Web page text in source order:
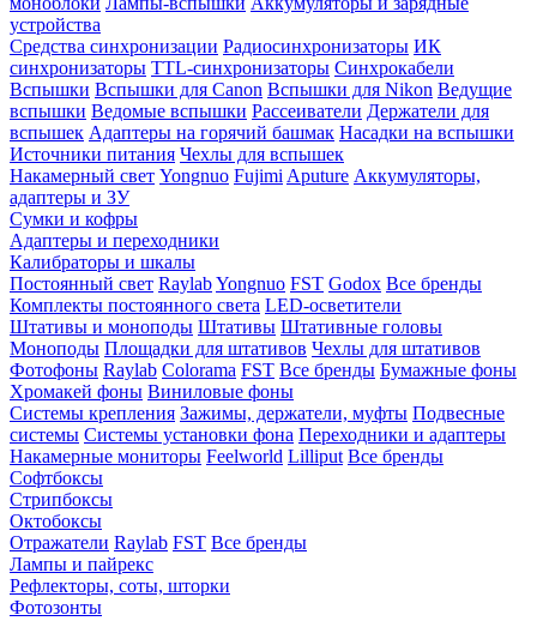
устройства
Средства синхронизации Радиосинхронизаторы ИК
синхронизаторы TTL-синхронизаторы Синхрокабели
Вспышки Вспышки для Canon Вспышки для Nikon Ведущие
вспышки Ведомые вспышки Рассеиватели Держатели для
вспышек Адаптеры на горячий башмак Насадки на вспышки
Источники питания Чехлы для вспышек
Накамерный свет Yongnuo Fujimi Aputure Аккумуляторы,
адаптеры и ЗУ
Сумки и кофры
Адаптеры и переходники
Калибраторы и шкалы
Постоянный свет RaylabYongnuo FST Godox Все бренды
Комплекты постоянного света LED-осветители
Штативы и моноподы Штативы Штативные головы
Моноподы Площадки для штативов Чехлы для штативов
Фотофоны Raylab Colorama FST Все бренды Бумажные фоны
Хромакей фоны Виниловые фоны
Системы крепления Зажимы, держатели, муфты Подвесные
системы Системы установки фона Переходники и адаптеры
Накамерные мониторы Feelworld Lilliput Все бренды
Софтбоксы
Стрипбоксы
Октобоксы
Отражатели Raylab FST Все бренды
Лампы и пайрекс
Рефлекторы, соты, шторки
Фотозонты